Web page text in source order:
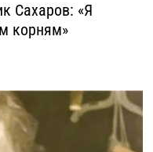
Сахаров: «Я
корням»